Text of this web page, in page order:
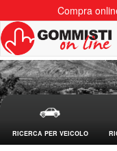
Compra
RICERCA PER VEICOLO